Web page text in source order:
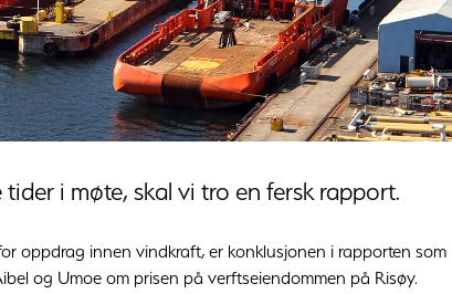
i møte, skal vi tro en fersk rapport.
oppdrag innen vindkraft, er konklusjonen i rapporten som
og Umoe om prisen på verftseiendommen på Risøy.